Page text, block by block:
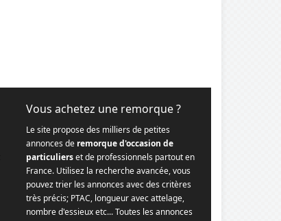
Vous achetez une remorque ?
Le site propose des milliers de petites
annonces de remorque d'occasion de
particulierset de professionnels partout en
France. Utilisez la recherche avancée, vous
pouvez trier les annonces avec des critères
très précis; PTAC, longueur avec attelage,
nombre d'essieux etc... Toutes les annonces